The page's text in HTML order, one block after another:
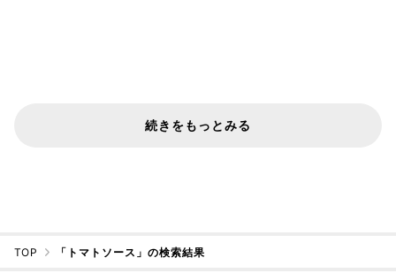
続きをもっとみる
TOP 「トマトソース」の検索結果